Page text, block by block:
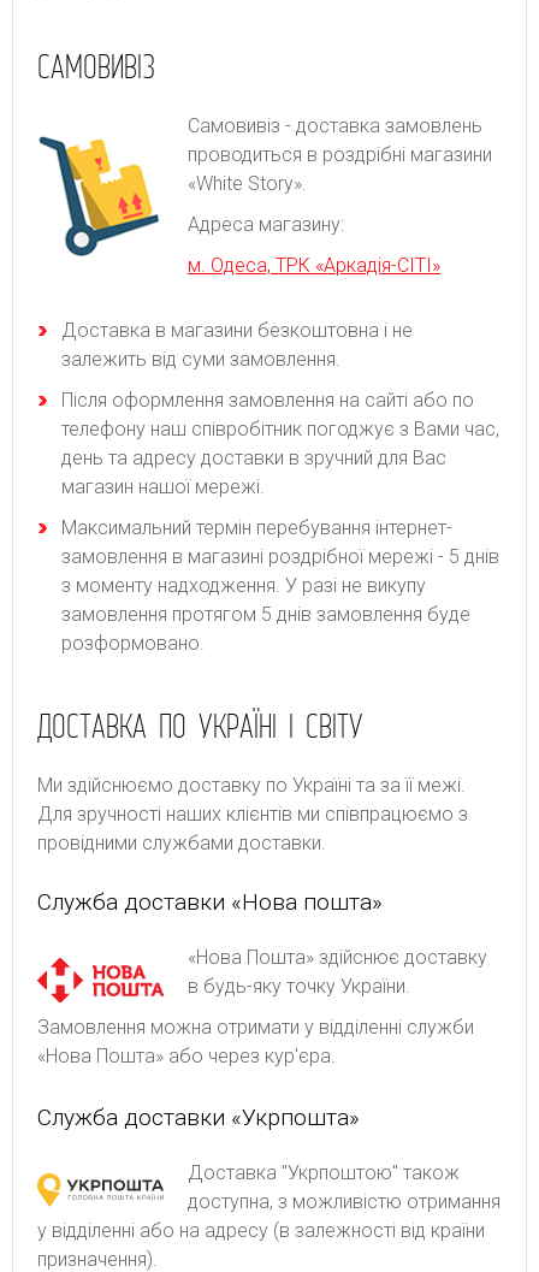
САМОВИВІЗ
Самовивіз - доставка замовлень
проводиться в роздрібні магазини
«White Story».
Адреса магазину:
м. Одеса, ТРК «Аркадія-СІТІ»
Доставка в магазини безкоштовна і не
залежить від суми замовлення.
Після оформлення замовлення на сайті або по
телефону наш співробітник погоджує з Вами час,
день та адресу доставки в зручний для Вас
магазин нашої мережі.
Максимальний термін перебування інтернет-
замовлення в магазині роздрібної мережі - 5 днів
з моменту надходження. У разі не викупу
замовлення протягом 5 днів замовлення буде
розформовано.
ДОСТАВКА ПО УКРАЇНІ І СВІТУ
Ми здійснюємо доставку по Україні та за її межі.
Для зручності наших клієнтів ми співпрацюємо з
провідними службами доставки.
Служба доставки «Нова пошта»
«Нова Пошта» здійснює доставку
в будь-яку точку України.
Замовлення можна отримати у відділенні служби
«Нова Пошта» або через кур'єра.
Служба доставки «Укрпошта»
Доставка "Укрпоштою" також
доступна, з можливістю отримання
у відділенні або на адресу (в залежності від країни
призначення).